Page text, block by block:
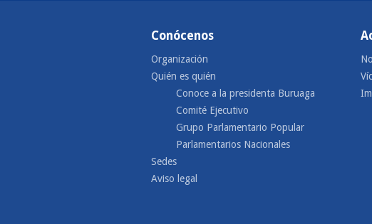
Conócenos
Organización
Quién es quién
Conoce a la presidenta Buruaga
Comité Ejecutivo
Grupo Parlamentario Popular
Parlamentarios Nacionales
Sedes
Aviso legal